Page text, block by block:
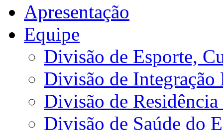
Apresentação
Equipe
Divisão de Esporte,
Divisão de Integração
Divisão de
Divisão de Saúde do